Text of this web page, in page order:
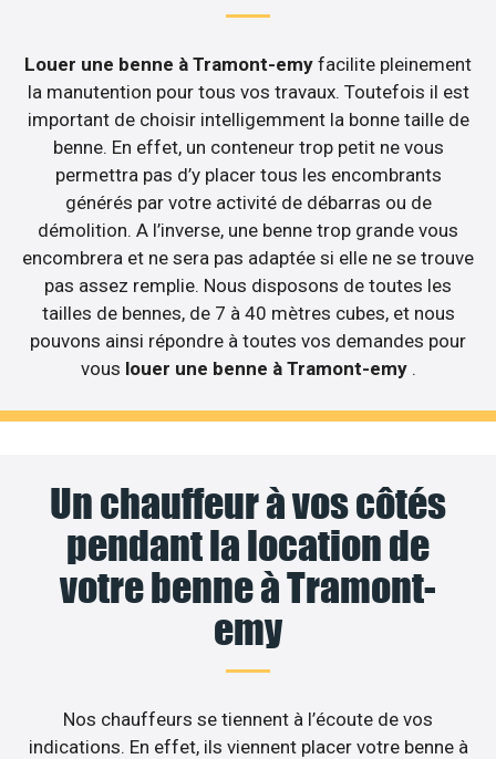
Louer une benne à Tramont-emy facilite pleinement
la manutention pour tous vos travaux. Toutefois il est
important de choisir intelligemment la bonne taille de
benne. En effet, un conteneur trop petit ne vous
permettra pas d’y placer tous les encombrants
générés par votre activité de débarras ou de
démolition. A l’inverse, une benne trop grande vous
encombrera et ne sera pas adaptée si elle ne se trouve
pas assez remplie. Nous disposons de toutes les
tailles de bennes, de 7 à 40 mètres cubes, et nous
pouvons ainsi répondre à toutes vos demandes pour
vous louer une benne à Tramont-emy .
Un chauffeur à vos côtés
pendant la location de
votre benne à Tramont-
emy
Nos chauffeurs se tiennent à l’écoute de vos
indications. En effet, ils viennent placer votre benne à